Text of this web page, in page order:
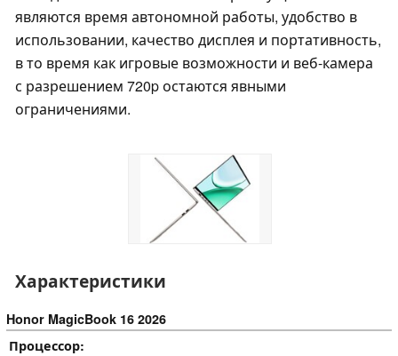
являются время автономной работы, удобство в
использовании, качество дисплея и портативность,
в то время как игровые возможности и веб-камера
с разрешением 720p остаются явными
ограничениями.
Характеристики
Honor MagicBook 16 2026
Процессор